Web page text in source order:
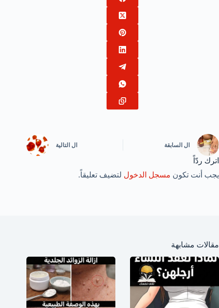
ال السابقة ال التالية
اترك ردّاً
يجب أنت تكون مسجل الدخول لتضيف تعليقاً.
مقالات مشابهة